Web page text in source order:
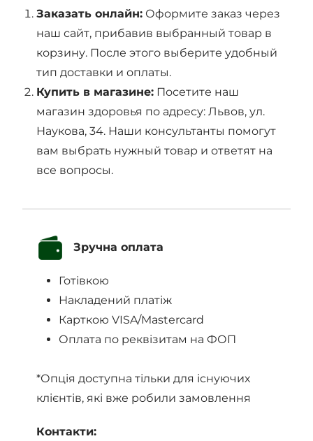
Заказать онлайн: Оформите заказ через
наш сайт, прибавив выбранный товар в
корзину. После этого выберите удобный
тип доставки и оплаты.
Купить в магазине: Посетите наш
магазин здоровья по адресу: Львов, ул.
Наукова, 34. Наши консультанты помогут
вам выбрать нужный товар и ответят на
все вопросы.
Зручна оплата
Готівкою
Накладений платіж
Карткою VISA/Mastercard
Оплата по реквізитам на ФОП
*Опція доступна тільки для існуючих
клієнтів, які вже робили замовлення
Контакти: